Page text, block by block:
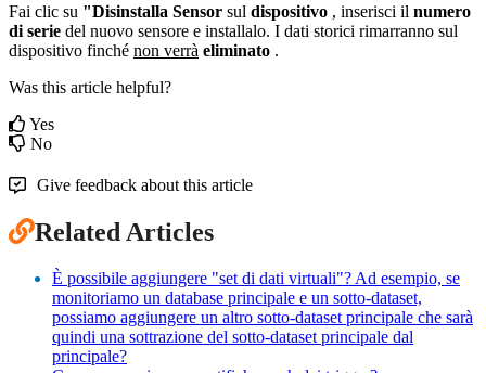
Fai clic su "Disinstalla Sensor sul dispositivo , inserisci il numero
di serie del nuovo sensore e installalo. I dati storici rimarranno sul
dispositivo finché non verrà eliminato .
Was this article helpful?
Yes
No
Give feedback about this article
Related Articles
È possibile aggiungere "set di dati virtuali"? Ad esempio, se
monitoriamo un database principale e un sotto-dataset,
possiamo aggiungere un altro sotto-dataset principale che sarà
quindi una sottrazione del sotto-dataset principale dal
principale?